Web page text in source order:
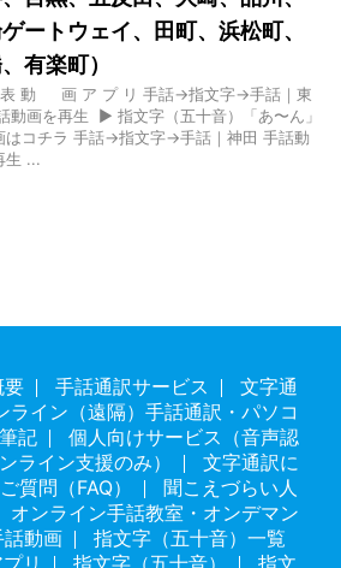
ートウェイ、田町、浜松町、
有楽町）
動 画 ア プ リ 手話→指文字→手話｜東
動画を再生 ▶ 指文字（五十音）「あ〜ん」
はコチラ 手話→指文字→手話｜神田 手話動
生 ...
要 手話通訳サービス
文字通
ライン（遠隔）手話通訳・パソコ
記
個人向けサービス（音声認
ライン支援のみ）
文字通訳に
質問（FAQ）
聞こえづらい人
オンライン手話教室・オンデマン
話動画
指文字（五十音）一覧
リ
指文字（五十音）
指文